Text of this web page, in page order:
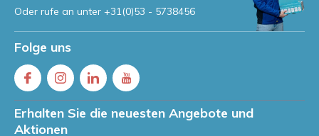
Oder rufe an unter +31(0)53 - 5738456
Folge uns
Erhalten Sie die neuesten Angebote und
Aktionen